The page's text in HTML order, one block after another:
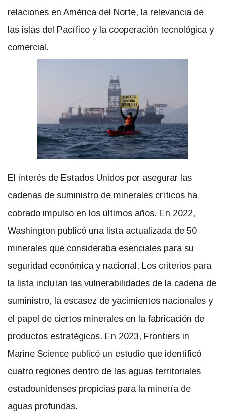
relaciones en América del Norte, la relevancia de
las islas del Pacífico y la cooperación tecnológica y
comercial.
El interés de Estados Unidos por asegurar las
cadenas de suministro de minerales críticos ha
cobrado impulso en los últimos años. En 2022,
Washington publicó una lista actualizada de 50
minerales que consideraba esenciales para su
seguridad económica y nacional. Los criterios para
la lista incluían las vulnerabilidades de la cadena de
suministro, la escasez de yacimientos nacionales y
el papel de ciertos minerales en la fabricación de
productos estratégicos. En 2023, Frontiers in
Marine Science publicó un estudio que identificó
cuatro regiones dentro de las aguas territoriales
estadounidenses propicias para la minería de
aguas profundas.